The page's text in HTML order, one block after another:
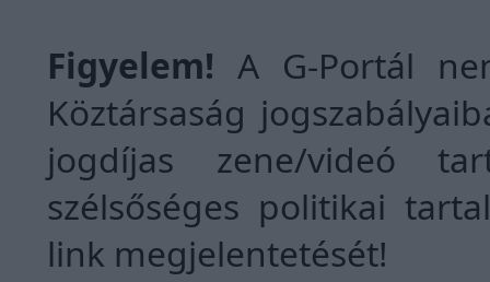
Figyelem! A G-Portál
Köztársaság
jogdíjas zene/videó
szélsőséges politikai
link megjelentetését!